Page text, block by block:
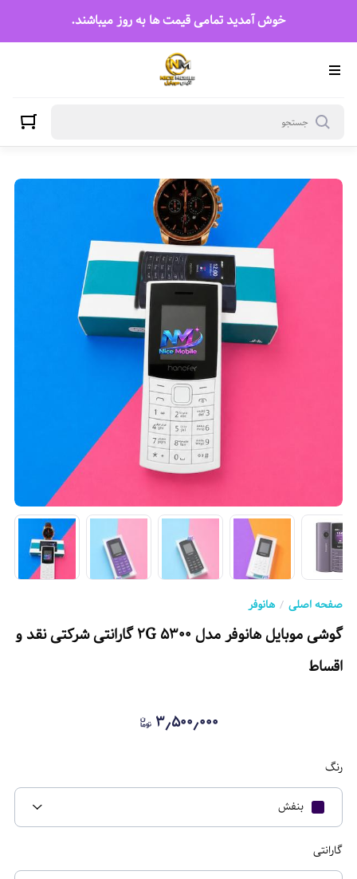
خوش آمدید تمامی قیمت ها به روز میباشند.
صفحه اصلی هانوفر
گوشی موبایل هانوفر مدل 5300 2G گارانتی شرکتی نقد و
اقساط
۳٫۵۰۰٫۰۰۰
رنگ
بنفش
گارانتی